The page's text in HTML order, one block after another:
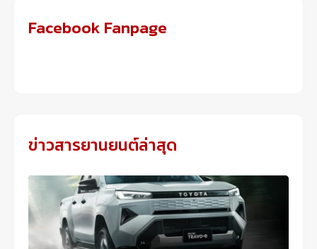
Facebook Fanpage
ข่าวสารยานยนต์ล่าสุด